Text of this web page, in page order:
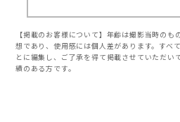
【掲載のお客様について】年齢は撮影当時のも
想であり、使用感には個人差があります。すべ
とに編集し、ご了承を得て掲載させていただい
績のある方です。